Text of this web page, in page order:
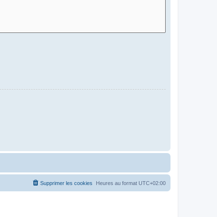
Heures au format UTC+02:00
Supprimer les cookies